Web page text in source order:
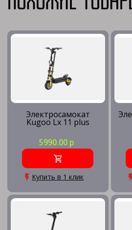
Электросамокат
Kugoo Lx 11 plus
5990.00 р
Купить в 1 клик